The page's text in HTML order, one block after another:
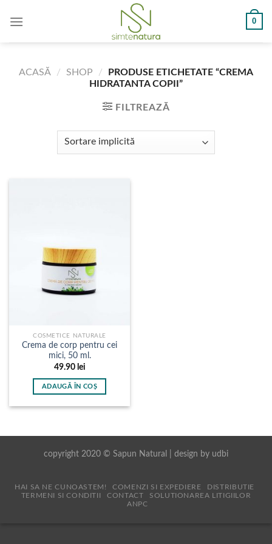
0
ACASĂ / SHOP /
PRODUSE ETICHETATE “CREMA
HIDRATANTA COPII”
FILTREAZĂ
COSMETICE NATURALE
Crema de corp pentru cei
mici, 50 ml.
49.90 lei
ADAUGĂ ÎN COȘ
copyright 2020 © Sapun Natural | design by udbi
HAI SA NE CUNOASTEM! COMENZI SI EXPEDIERE
DISTRIBUTIE
TERMENI SI CONDITII
CONTACT
SOLUTIONAREA LITIGIILOR
ANPC